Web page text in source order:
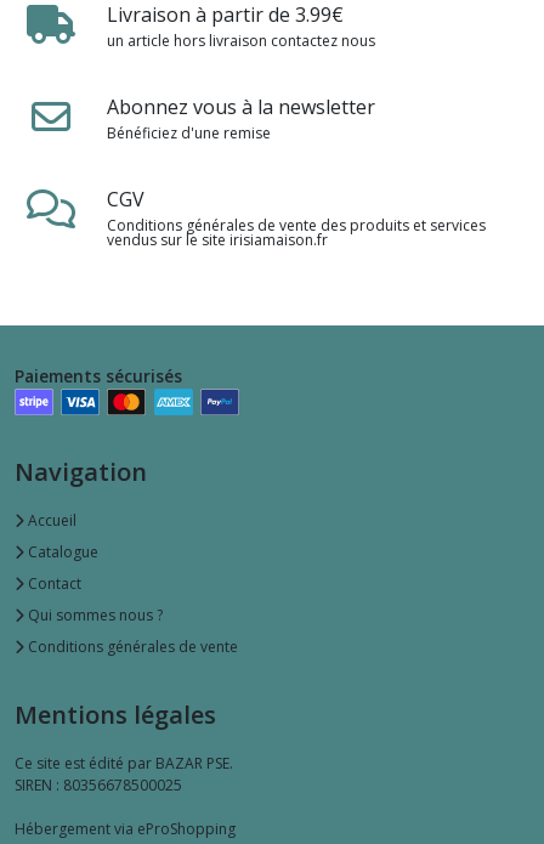
Livraison à partir de 3.99€
un article hors livraison contactez nous
Abonnez vous à la newsletter
Bénéficiez d'une remise
CGV
Conditions générales de vente des produits et services
vendus sur le site irisiamaison.fr
Paiements sécurisés
Navigation
Accueil
Catalogue
Contact
Qui sommes nous ?
Conditions générales de vente
Mentions légales
Ce site est édité par BAZAR PSE.
SIREN : 80356678500025
Hébergement via eProShopping